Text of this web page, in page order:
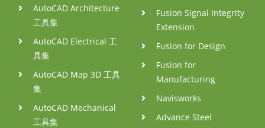
AutoCAD Architecture
工具集
AutoCAD Electrical 工
具集
AutoCAD Map 3D 工具
集
AutoCAD Mechanical
工具集
Fusion Signal Integrity
Extension
Fusion for Design
Fusion for
Manufacturing
Navisworks
Advance Steel